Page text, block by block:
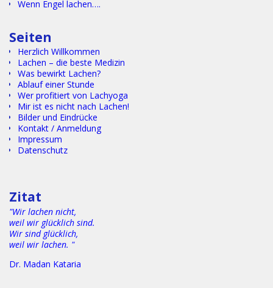
Wenn Engel lachen….
Seiten
Herzlich Willkommen
Lachen – die beste Medizin
Was bewirkt Lachen?
Ablauf einer Stunde
Wer profitiert von Lachyoga
Mir ist es nicht nach Lachen!
Bilder und Eindrücke
Kontakt / Anmeldung
Impressum
Datenschutz
Zitat
"Wir lachen nicht,
weil wir glücklich sind.
Wir sind glücklich,
weil wir lachen. "
Dr. Madan Kataria